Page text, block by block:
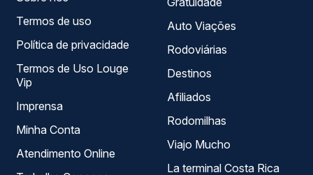
Termos de uso
Política de privacidade
Termos de Uso Louge
Vip
Imprensa
Minha Conta
Atendimento Online
Auto Viações
Rodoviárias
Destinos
Afiliados
Rodomilhas
Viajo Mucho
La terminal Costa Rica